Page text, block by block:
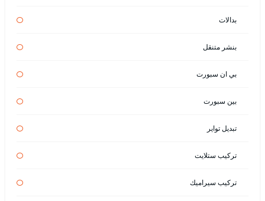
بدالات
بنشر متنقل
بي ان سبورت
بين سبورت
تبديل تواير
تركيب ستلايت
تركيب سيراميك